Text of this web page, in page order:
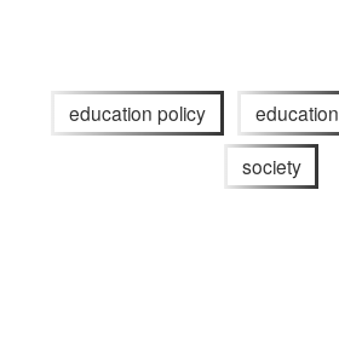
education policy education
society